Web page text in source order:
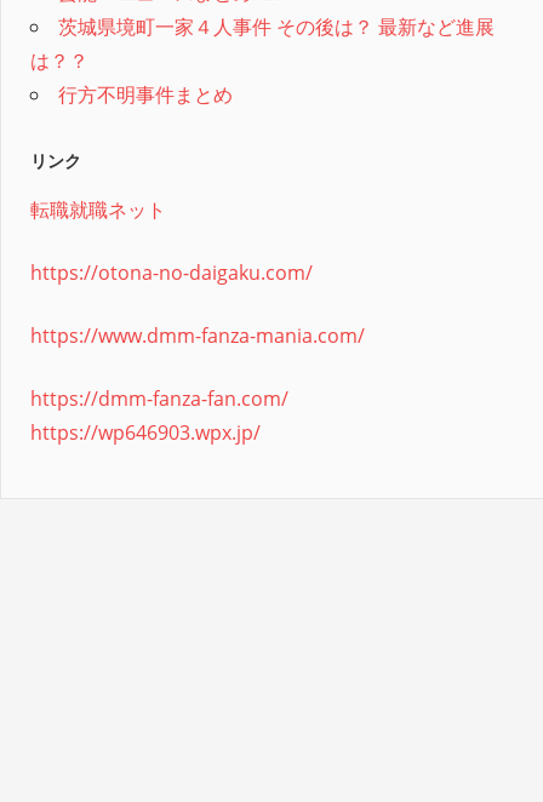
茨城県境町一家４人事件 その後は？ 最新など進展
は？？
行方不明事件まとめ
リンク
転職就職ネット
https://otona-no-daigaku.com/
https://www.dmm-fanza-mania.com/
https://dmm-fanza-fan.com/
https://wp646903.wpx.jp/